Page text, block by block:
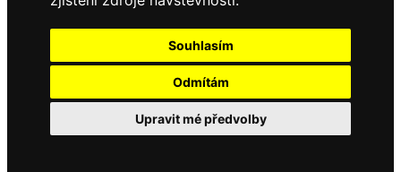
Souhlasím
Odmítám
Upravit mé předvolby